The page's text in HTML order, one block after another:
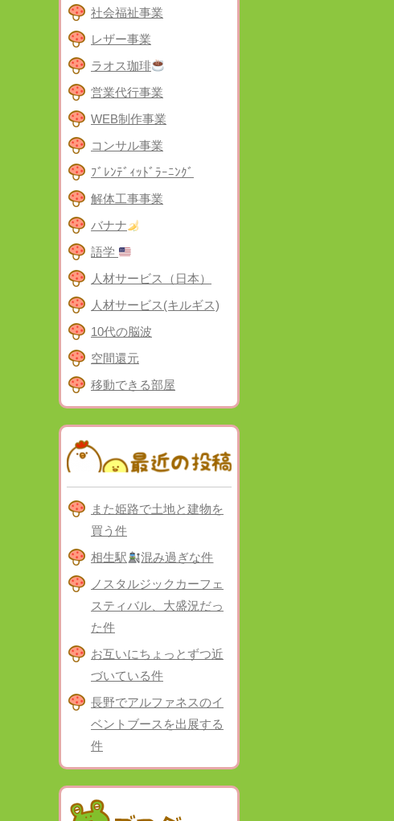
社会福祉事業
レザー事業
ラオス珈琲
営業代行事業
WEB制作事業
コンサル事業
ﾌﾞﾚﾝﾃﾞｨｯﾄﾞﾗｰﾆﾝｸﾞ
解体工事事業
バナナ
語学
人材サービス（日本）
人材サービス(キルギス)
10代の脳波
空間還元
移動できる部屋
また姫路で土地と建物を
買う件
相生駅
混み過ぎな件
ノスタルジックカーフェ
スティバル、大盛況だっ
た件
お互いにちょっとずつ近
づいている件
長野でアルファネスのイ
ベントブースを出展する
件